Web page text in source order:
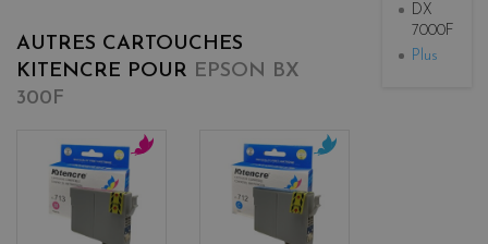
AUTRES CARTOUCHES
KITENCRE POUR EPSON BX
300F
a
g
e
c
y
a
n
DX
7000F
Plus